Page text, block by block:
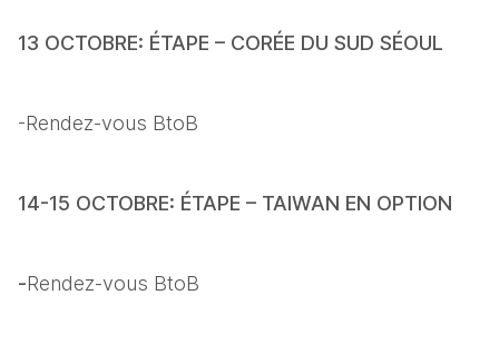
13 OCTOBRE: ÉTAPE – CORÉE DU SUD SÉOUL
-Rendez-vous BtoB
14-15 OCTOBRE: ÉTAPE – TAIWAN EN OPTION
-Rendez-vous BtoB